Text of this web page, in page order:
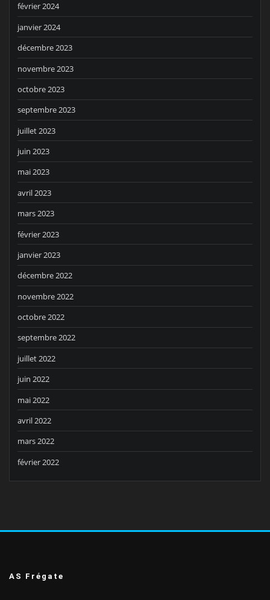
février 2024
janvier 2024
décembre 2023
novembre 2023
octobre 2023
septembre 2023
juillet 2023
juin 2023
mai 2023
avril 2023
mars 2023
février 2023
janvier 2023
décembre 2022
novembre 2022
octobre 2022
septembre 2022
juillet 2022
juin 2022
mai 2022
avril 2022
mars 2022
février 2022
AS Frégate